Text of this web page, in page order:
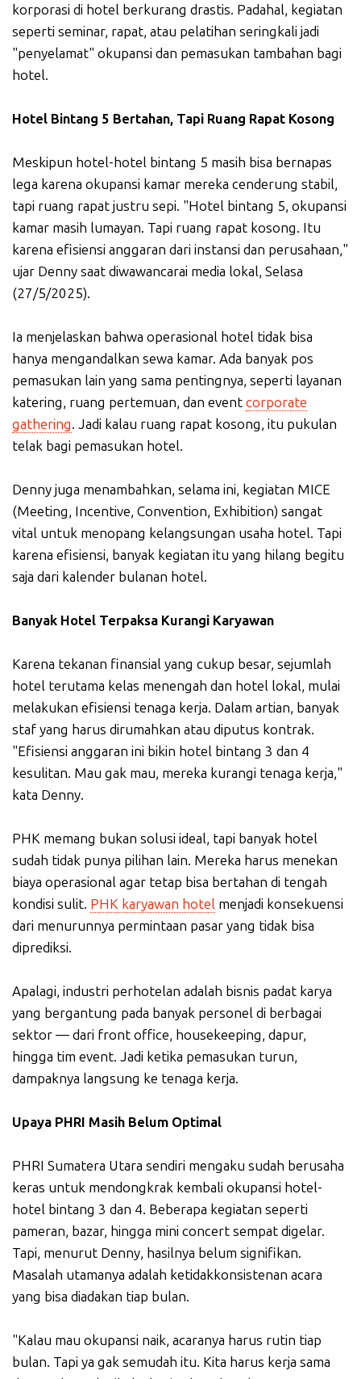
korporasi di hotel berkurang drastis. Padahal, kegiatan
seperti seminar, rapat, atau pelatihan seringkali jadi
"penyelamat" okupansi dan pemasukan tambahan bagi
hotel.
Hotel Bintang 5 Bertahan, Tapi Ruang Rapat Kosong
Meskipun hotel-hotel bintang 5 masih bisa bernapas
lega karena okupansi kamar mereka cenderung stabil,
tapi ruang rapat justru sepi. "Hotel bintang 5, okupansi
kamar masih lumayan. Tapi ruang rapat kosong. Itu
karena efisiensi anggaran dari instansi dan perusahaan,"
ujar Denny saat diwawancarai media lokal, Selasa
(27/5/2025).
Ia menjelaskan bahwa operasional hotel tidak bisa
hanya mengandalkan sewa kamar. Ada banyak pos
pemasukan lain yang sama pentingnya, seperti layanan
katering, ruang pertemuan, dan event corporate
gathering. Jadi kalau ruang rapat kosong, itu pukulan
telak bagi pemasukan hotel.
Denny juga menambahkan, selama ini, kegiatan MICE
(Meeting, Incentive, Convention, Exhibition) sangat
vital untuk menopang kelangsungan usaha hotel. Tapi
karena efisiensi, banyak kegiatan itu yang hilang begitu
saja dari kalender bulanan hotel.
Banyak Hotel Terpaksa Kurangi Karyawan
Karena tekanan finansial yang cukup besar, sejumlah
hotel terutama kelas menengah dan hotel lokal, mulai
melakukan efisiensi tenaga kerja. Dalam artian, banyak
staf yang harus dirumahkan atau diputus kontrak.
"Efisiensi anggaran ini bikin hotel bintang 3 dan 4
kesulitan. Mau gak mau, mereka kurangi tenaga kerja,"
kata Denny.
PHK memang bukan solusi ideal, tapi banyak hotel
sudah tidak punya pilihan lain. Mereka harus menekan
biaya operasional agar tetap bisa bertahan di tengah
kondisi sulit. PHK karyawan hotel menjadi konsekuensi
dari menurunnya permintaan pasar yang tidak bisa
diprediksi.
Apalagi, industri perhotelan adalah bisnis padat karya
yang bergantung pada banyak personel di berbagai
sektor — dari front office, housekeeping, dapur,
hingga tim event. Jadi ketika pemasukan turun,
dampaknya langsung ke tenaga kerja.
Upaya PHRI Masih Belum Optimal
PHRI Sumatera Utara sendiri mengaku sudah berusaha
keras untuk mendongkrak kembali okupansi hotel-
hotel bintang 3 dan 4. Beberapa kegiatan seperti
pameran, bazar, hingga mini concert sempat digelar.
Tapi, menurut Denny, hasilnya belum signifikan.
Masalah utamanya adalah ketidakkonsistenan acara
yang bisa diadakan tiap bulan.
"Kalau mau okupansi naik, acaranya harus rutin tiap
bulan. Tapi ya gak semudah itu. Kita harus kerja sama